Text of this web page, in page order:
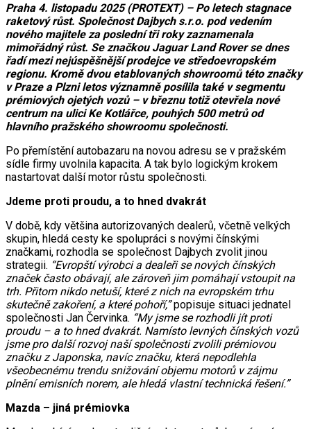
Praha 4. listopadu 2025 (PROTEXT) – Po letech stagnace
raketový růst. Společnost Dajbych s.r.o. pod vedením
nového majitele za poslední tři roky zaznamenala
mimořádný růst. Se značkou Jaguar Land Rover se dnes
řadí mezi nejúspěšnější prodejce ve středoevropském
regionu. Kromě dvou etablovaných showroomů této značky
v Praze a Plzni letos významně posílila také v segmentu
prémiových ojetých vozů – v březnu totiž otevřela nové
centrum na ulici Ke Kotlářce, pouhých 500 metrů od
hlavního pražského showroomu společnosti.
Po přemístění autobazaru na novou adresu se v pražském
sídle firmy uvolnila kapacita. A tak bylo logickým krokem
nastartovat další motor růstu společnosti.
Jdeme proti proudu, a to hned dvakrát
V době, kdy většina autorizovaných dealerů, včetně velkých
skupin, hledá cesty ke spolupráci s novými čínskými
značkami, rozhodla se společnost Dajbych zvolit jinou
strategii. “Evropští výrobci a dealeři se nových čínských
značek často obávají, ale zároveň jim pomáhají vstoupit na
trh. Přitom nikdo netuší, které z nich na evropském trhu
skutečně zakoření, a které pohoří,”popisuje situaci jednatel
společnosti Jan Červinka. “My jsme se rozhodli jít proti
proudu – a to hned dvakrát. Namísto levných čínských vozů
jsme pro další rozvoj naší společnosti zvolili prémiovou
značku z Japonska, navíc značku, která nepodlehla
všeobecnému trendu snižování objemu motorů v zájmu
plnění emisních norem, ale hledá vlastní technická řešení.”
Mazda – jiná prémiovka